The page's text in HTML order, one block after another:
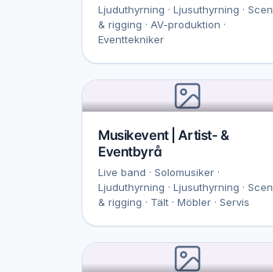
Ljuduthyrning · Ljusuthyrning · Scen
& rigging · AV-produktion ·
Eventtekniker
Musikevent | Artist- &
Eventbyrå
Live band · Solomusiker ·
Ljuduthyrning · Ljusuthyrning · Scen
& rigging · Tält · Möbler · Servis